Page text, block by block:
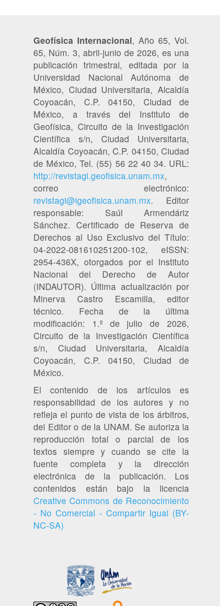
Geofísica Internacional, Año 65, Vol.
65, Núm. 3, abril-junio de 2026, es una
publicación trimestral, editada por la
Universidad Nacional Autónoma de
México, Ciudad Universitaria, Alcaldía
Coyoacán, C.P. 04150, Ciudad de
México, a través del Instituto de
Geofísica, Circuito de la Investigación
Científica s/n, Ciudad Universitaria,
Alcaldía Coyoacán, C.P. 04150, Ciudad
de México, Tel. (55) 56 22 40 34. URL:
http://revistagi.geofisica.unam.mx,
correo electrónico:
revistagi@igeofisica.unam.mx. Editor
responsable: Saúl Armendáriz
Sánchez. Certificado de Reserva de
Derechos al Uso Exclusivo del Título:
04-2022-081610251200-102, eISSN:
2954-436X, otorgados por el Instituto
Nacional del Derecho de Autor
(INDAUTOR). Última actualización por
Minerva Castro Escamilla, editor
técnico. Fecha de la última
modificación: 1.º de julio de 2026,
Circuito de la Investigación Científica
s/n, Ciudad Universitaria, Alcaldía
Coyoacán, C.P. 04150, Ciudad de
México.
El contenido de los artículos es
responsabilidad de los autores y no
refleja el punto de vista de los árbitros,
del Editor o de la UNAM. Se autoriza la
reproducción total o parcial de los
textos siempre y cuando se cite la
fuente completa y la dirección
electrónica de la publicación. Los
contenidos están bajo la licencia
Creative Commons de Reconocimiento
- No Comercial - Compartir Igual (BY-
NC-SA)